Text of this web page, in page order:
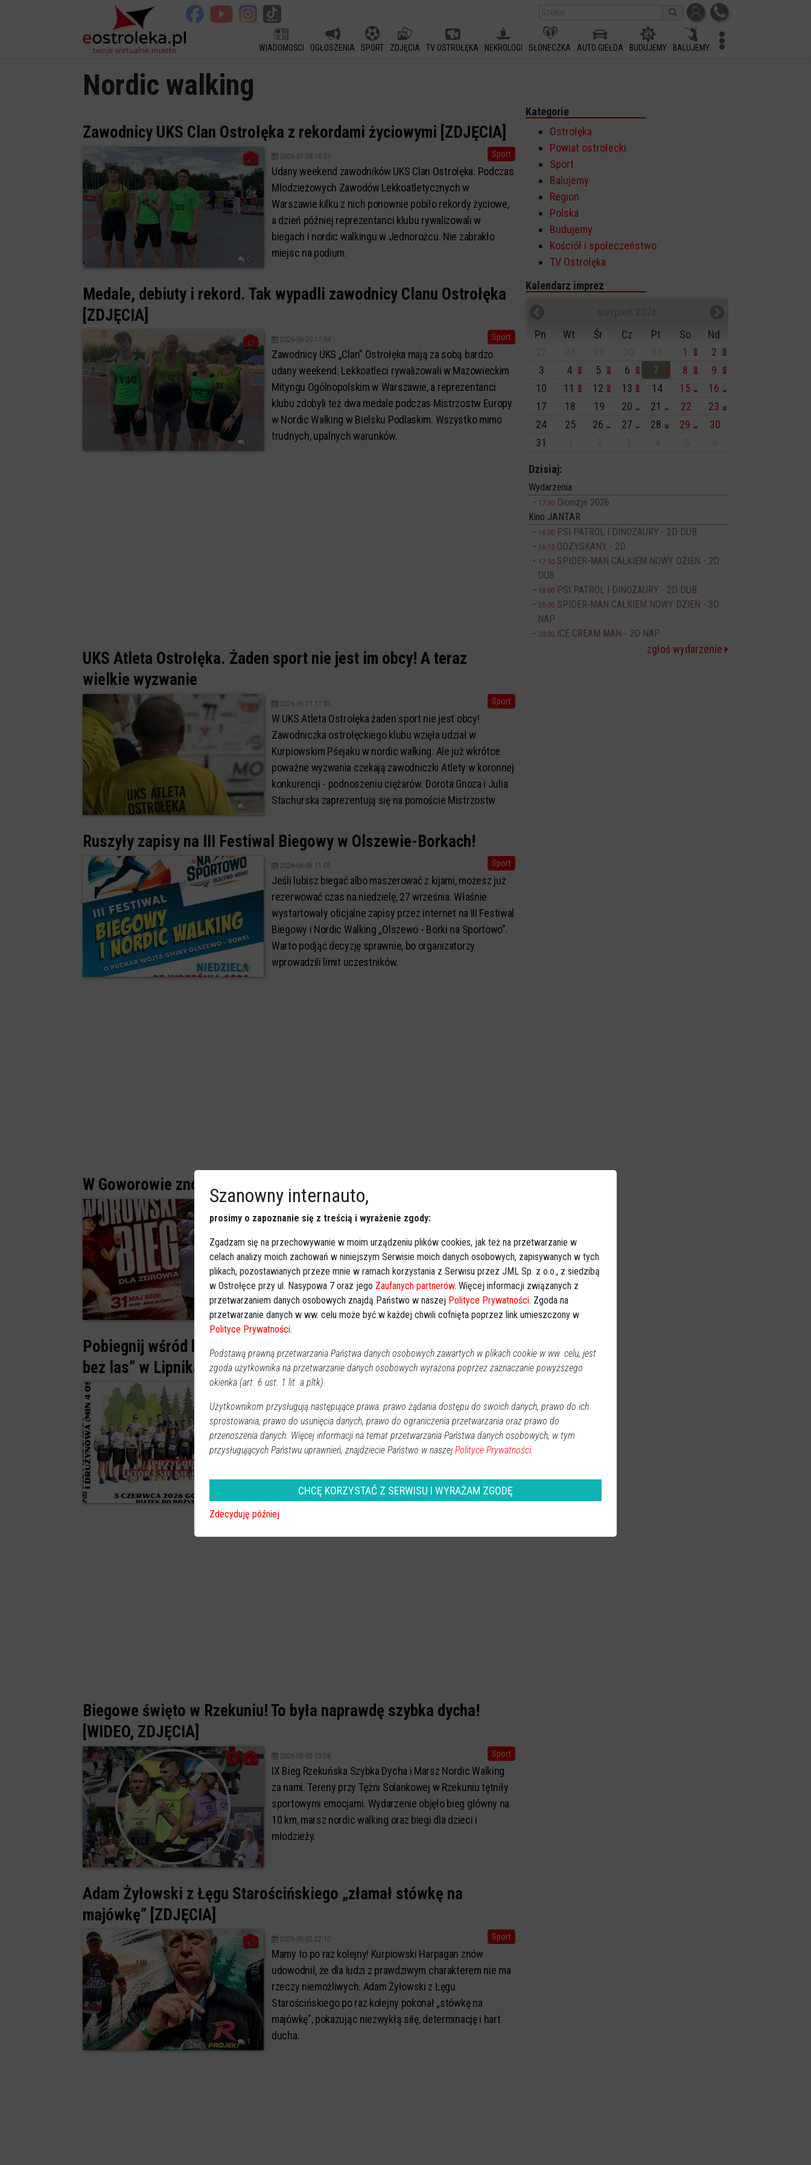
WIADOMOŚCI OGŁOSZENIA SPORT ZDJĘCIA TV OSTROŁĘKA NEKROLOGI SŁONECZKA AUTO GIEŁDA BUDUJEMY BALUJEMY
Nordic walking
Zawodnicy UKS Clan Ostrołęka z rekordami życiowymi [ZDJĘCIA]
0
Sport
2026-07-08 16:39
Udany weekend zawodników UKS Clan Ostrołęka. Podczas
Młodzieżowych Zawodów Lekkoatletycznych w
Warszawie kilku z nich ponownie pobiło rekordy życiowe,
a dzień później reprezentanci klubu rywalizowali w
biegach i nordic walkingu w Jednorożcu. Nie zabrakło
miejsc na podium.
Medale, debiuty i rekord. Tak wypadli zawodnicy Clanu Ostrołęka
[ZDJĘCIA]
0
Sport
2026-06-30 11:04
Zawodnicy UKS „Clan" Ostrołęka mają za sobą bardzo
udany weekend. Lekkoatleci rywalizowali w Mazowieckim
Mityngu Ogólnopolskim w Warszawie, a reprezentanci
klubu zdobyli też dwa medale podczas Mistrzostw Europy
w Nordic Walking w Bielsku Podlaskim. Wszystko mimo
trudnych, upalnych warunków.
UKS Atleta Ostrołęka. Żaden sport nie jest im obcy! A teraz
wielkie wyzwanie
0
Sport
2026-06-11 11:03
W UKS Atleta Ostrołęka żaden sport nie jest obcy!
Zawodniczka ostrołęckiego klubu wzięła udział w
Kurpiowskim Pśejaku w nordic walking. Ale już wkrótce
poważne wyzwania czekają zawodniczki Atlety w koronnej
konkurencji - podnoszeniu ciężarów. Dorota Gnoza i Julia
Stachurska zaprezentują się na pomoście Mistrzostw
Ruszyły zapisy na III Festiwal Biegowy w Olszewie-Borkach!
0
Sport
2026-06-05 11:03
Jeśli lubisz biegać albo maszerować z kijami, możesz już
rezerwować czas na niedzielę, 27 września. Właśnie
wystartowały oficjalne zapisy przez internet na III Festiwal
Biegowy i Nordic Walking „Olszewo - Borki na Sportowo”.
Warto podjąć decyzję sprawnie, bo organizatorzy
wprowadzili limit uczestników.
W Goworowie znów pobiegną dla zdrowia! [ZAPISY]
0
Miłośnicy biegania w regionie ostrołęckim mogą szykować
buty sportowe. W niedzielę 31 maja 2026 roku w
Goworowie odbędzie się XIV edycja Biegu Goworowskiego
„Bieg dla zdrowia”. Na uczestników czekają cztery
dystanse, atestowana trasa, ciepły posiłek na mecie i
atrakcyjne nagrody. Zapisy trwają i potrwają tylko do 22
maja.
Pobiegnij wśród kurpiowskich lasów. Trwają zapisy na „Biegniem
bez las” w Lipnikach
Już 5 czerwca w Lipnikach odbędzie się druga edycja
biegu „Biegniem bez las”. Organizatorzy uruchomili zapisy
i czekają na miłośników biegania oraz Nordic Walking.
Liczba miejsc jest ograniczona, a warto się pospieszyć –
Biegowe święto w Rzekuniu! To była naprawdę szybka dycha!
[WIDEO, ZDJĘCIA]
1
Sport
2026-05-03 13:58
IX Bieg Rzekuńska Szybka Dycha i Marsz Nordic Walking
za nami. Tereny przy Tężni Solankowej w Rzekuniu tętniły
sportowymi emocjami. Wydarzenie objęło bieg główny na
10 km, marsz nordic walking oraz biegi dla dzieci i
młodzieży.
Adam Żyłowski z Łęgu Starościńskiego „złamał stówkę na
majówkę” [ZDJĘCIA]
1
Sport
2026-05-02 22:10
Mamy to po raz kolejny! Kurpiowski Harpagan znów
udowodnił, że dla ludzi z prawdziwym charakterem nie ma
rzeczy niemożliwych. Adam Żyłowski z Łęgu
Starościńskiego po raz kolejny pokonał „stówkę na
majówkę", pokazując niezwykłą siłę, determinację i hart
ducha.
Kategorie
Ostrołęka
Powiat ostrołecki
Sport
Balujemy
Region
Polska
Budujemy
Kościół i społeczeństwo
TV Ostrołęka
Kalendarz imprez
Pn
Wt Śr Cz Pt So
Nd
1
2
3
4 5 6 7 8
9
10
11 12 13 14 15
16
17
18 19 20 21 22
23
24
25 26 27 28 29
30
31
Dzisiaj:
Wydarzenia
17:30 Dionizje 2026
Kino JANTAR
16:00 PSI PATROL I DINOZAURY - 2D DUB
16:15 ODZYSKANY - 2D
17:50 SPIDER-MAN CAŁKIEM NOWY DZIEŃ - 2D
DUB
18:00 PSI PATROL I DINOZAURY - 2D DUB
20:00 SPIDER-MAN CAŁKIEM NOWY DZIEŃ - 3D
NAP
20:30 ICE CREAM MAN - 2D NAP
zgłoś wydarzenie
Szanowny internauto,
prosimy o zapoznanie się z treścią i wyrażenie zgody:
Zgadzam się na przechowywanie w moim urządzeniu plików cookies, jak też na przetwarzanie w
celach analizy moich zachowań w niniejszym Serwisie moich danych osobowych, zapisywanych w tych
plikach, pozostawianych przeze mnie w ramach korzystania z Serwisu przez JML Sp. z o.o., z siedzibą
w Ostrołęce przy ul. Nasypowa 7 oraz jego Zaufanych partnerów. Więcej informacji związanych z
przetwarzaniem danych osobowych znajdą Państwo w naszej Polityce Prywatności. Zgoda na
przetwarzanie danych w ww. celu może być w każdej chwili cofnięta poprzez link umieszczony w
Polityce Prywatności.
Podstawą prawną przetwarzania Państwa danych osobowych zawartych w plikach cookie w ww. celu, jest
zgoda użytkownika na przetwarzanie danych osobowych wyrażona poprzez zaznaczanie powyższego
okienka (art. 6 ust. 1 lit. a pltk).
Użytkownikom przysługują następujące prawa: prawo żądania dostępu do swoich danych, prawo do ich
sprostowania, prawo do usunięcia danych, prawo do ograniczenia przetwarzania oraz prawo do
przenoszenia danych. Więcej informacji na temat przetwarzania Państwa danych osobowych, w tym
przysługujących Państwu uprawnień, znajdziecie Państwo w naszej Polityce Prywatności.
CHCĘ KORZYSTAĆ Z SERWISU I WYRAŻAM ZGODĘ
Zdecyduję później